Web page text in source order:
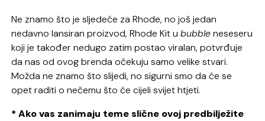
Ne znamo što je sljedeće za Rhode, no još jedan
nedavno lansiran proizvod, Rhode Kit ububbleneseseru
koji je također nedugo zatim postao viralan, potvrđuje
da nas od ovog brenda očekuju samo velike stvari.
Možda ne znamo što slijedi, no sigurni smo da će se
opet raditi o nečemu što će cijeli svijet htjeti.
* Ako vas zanimaju teme slične ovoj predbilježite